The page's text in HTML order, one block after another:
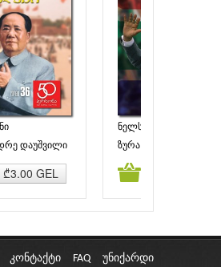
დაუშვილი
₾3.00 GEL
ნელსონ მანდელა
ზურა აბაშიძე
დამატება კალათაში
კონტაქტი FAQ უნიქარდი